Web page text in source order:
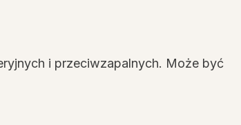
i przeciwzapalnych. Może być